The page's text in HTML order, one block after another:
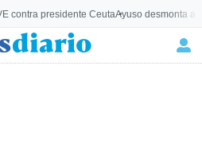
contra presidente CeutaAyuso desmonta a